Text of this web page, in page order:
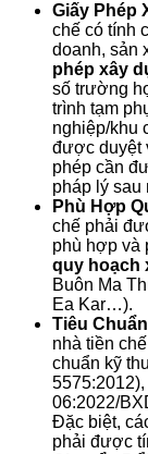
Giấy Phép
chế có tính
doanh, sản
phép xây
số trường
trình tạm
nghiệp/khu
được duyệt
phép cần
pháp lý sau
Phù Hợp
chế phải
phù hợp và
quy hoạch
Buôn Ma
Ea Kar…).
Tiêu
nhà tiền
chuẩn kỹ
06:2022/
Đặc biệt,
phải được